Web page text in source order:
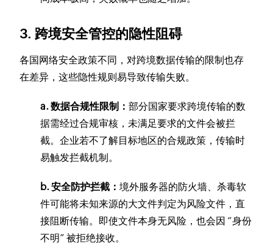
3. 跨境安全管控的隐性阻碍
各国网络安全政策不同，对跨境数据传输的限制也存
在差异，这些隐性规则易导致传输失败。
a. 数据合规性限制：部分国家要求跨境传输的数
据需经过合规审核，未满足要求的文件会被拦
截。企业若不了解目标地区的合规政策，传输时
易触发拦截机制。
b. 安全防护拦截：境外服务器的防火墙、杀毒软
件可能将未知来源的大文件判定为风险文件，直
接阻断传输。即使文件本身无风险，也会因 “身份
不明” 被拒绝接收。